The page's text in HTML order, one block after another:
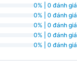
0% | 0 đánh giá
0% | 0 đánh giá
0% | 0 đánh giá
0% | 0 đánh giá
0% | 0 đánh giá